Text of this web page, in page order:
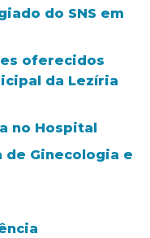
do SNS em
oferecidos
da Lezíria
no Hospital
de Ginecologia e